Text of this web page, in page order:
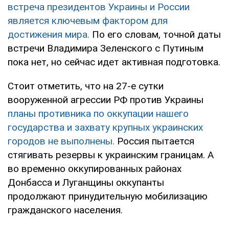
встреча президентов Украины и России
является ключевым фактором для
достижения мира. По его словам, точной даты
встречи Владимира Зеленского с Путиным
пока нет, но сейчас идет активная подготовка.
Стоит отметить, что на 27-е сутки
вооруженной агрессии РФ против Украины
планы противника по оккупации нашего
государства и захвату крупных украинских
городов не выполнены. Россия пытается
стягивать резервы к украинским границам. А
во временно оккупированных районах
Донбасса и Луганщины оккупанты
продолжают принудительную мобилизацию
гражданского населения.